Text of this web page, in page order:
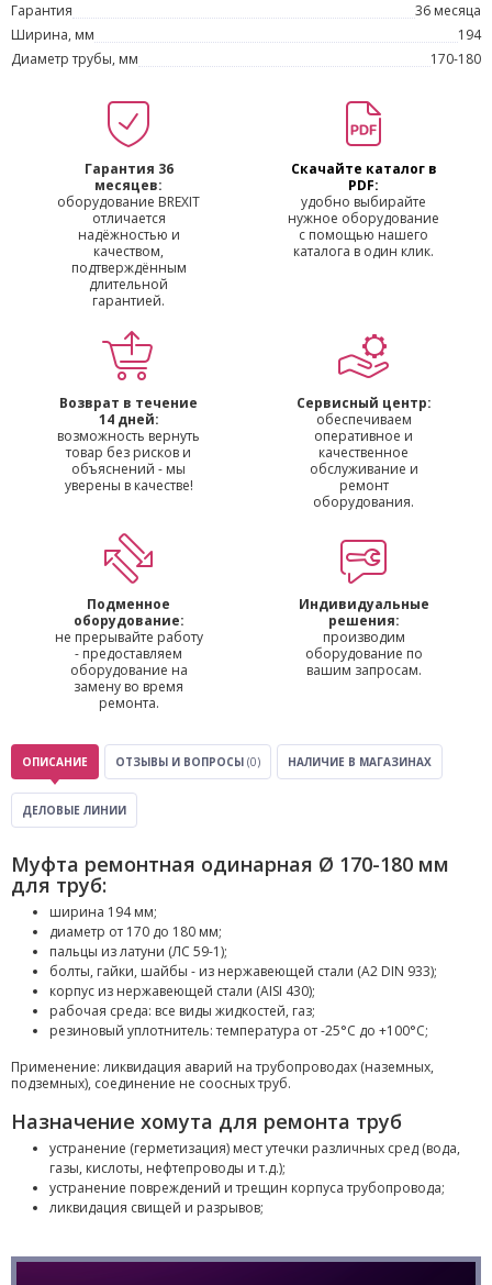
Гарантия
36 месяца
Ширина, мм
194
Диаметр трубы, мм
170-180
Гарантия 36
месяцев:
оборудование BREXIT
отличается
надёжностью и
качеством,
подтверждённым
длительной
гарантией.
Скачайте каталог в
PDF:
удобно выбирайте
нужное оборудование
с помощью нашего
каталога в один клик.
Возврат в течение
14 дней:
возможность вернуть
товар без рисков и
объяснений - мы
уверены в качестве!
Сервисный центр:
обеспечиваем
оперативное и
качественное
обслуживание и
ремонт
оборудования.
Подменное
оборудование:
не прерывайте работу
- предоставляем
оборудование на
замену во время
ремонта.
Индивидуальные
решения:
производим
оборудование по
вашим запросам.
ОПИСАНИЕ ОТЗЫВЫ И ВОПРОСЫ (0) НАЛИЧИЕ В МАГАЗИНАХ
ДЕЛОВЫЕ ЛИНИИ
Муфта ремонтная одинарная Ø 170-180 мм
для труб:
ширина 194 мм;
диаметр от 170 до 180 мм;
пальцы из латуни (ЛС 59-1);
болты, гайки, шайбы - из нержавеющей стали (A2 DIN 933);
корпус из нержавеющей стали (AISI 430);
рабочая среда: все виды жидкостей, газ;
резиновый уплотнитель: температура от -25°С до +100°С;
Применение: ликвидация аварий на трубопроводах (наземных,
подземных), соединение не соосных труб.
Назначение хомута для ремонта труб
устранение (герметизация) мест утечки различных сред (вода,
газы, кислоты, нефтепроводы и т.д.);
устранение повреждений и трещин корпуса трубопровода;
ликвидация свищей и разрывов;